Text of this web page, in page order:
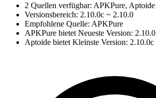
2 Quellen verfügbar: APKPure, Aptoide
Versionsbereich: 2.10.0c ~ 2.10.0
Empfohlene Quelle: APKPure
APKPure bietet Neueste Version: 2.10.0
Aptoide bietet Kleinste Version: 2.10.0c